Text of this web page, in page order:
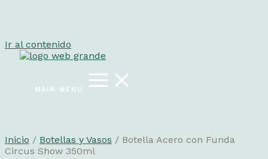
Ir al contenido
MAIN MENU
Inicio / Botellas y Vasos / Botella Acero con Funda
Circus Show 350ml